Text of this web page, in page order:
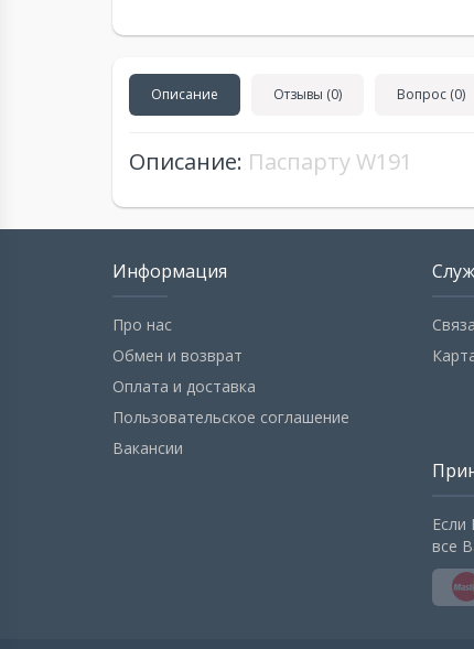
Описание Отзывы (0) Вопрос (0)
Описание: Паспарту W191
Информация
Про нас
Обмен и возврат
Оплата и доставка
Пользовательское соглашение
Вакансии
все